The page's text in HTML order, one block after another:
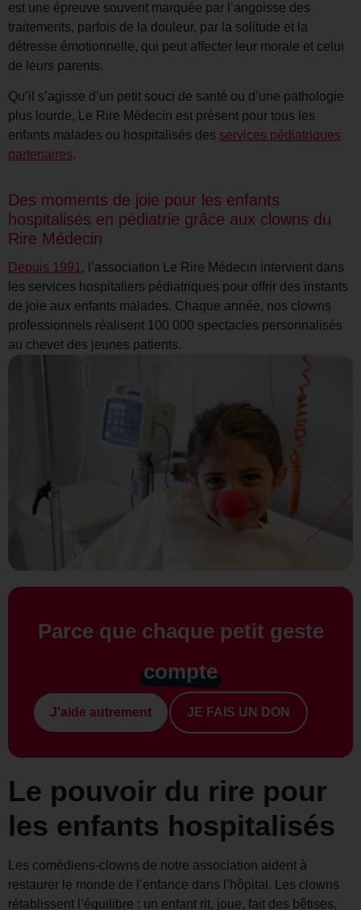
est une épreuve souvent marquée par l’angoisse des
traitements, parfois de la douleur, par la solitude et la
détresse émotionnelle, qui peut affecter leur morale et celui
de leurs parents.
Qu’il s’agisse d’un petit souci de santé ou d’une pathologie
plus lourde, Le Rire Médecin est présent pour tous les
enfants malades ou hospitalisés des services pédiatriques
partenaires.
Des moments de joie pour les enfants
hospitalisés en pédiatrie grâce aux clowns du
Rire Médecin
Depuis 1991, l’association Le Rire Médecin intervient dans
les services hospitaliers pédiatriques pour offrir des instants
de joie aux enfants malades. Chaque année, nos clowns
professionnels réalisent 100 000 spectacles personnalisés
au chevet des jeunes patients.
Parce que chaque petit geste
compte
J'aide autrement JE FAIS UN DON
Le pouvoir du rire pour
les enfants hospitalisés
Les comédiens-clowns de notre association aident à
restaurer le monde de l’enfance dans l’hôpital. Les clowns
rétablissent l’équilibre : un enfant rit, joue, fait des bêtises,